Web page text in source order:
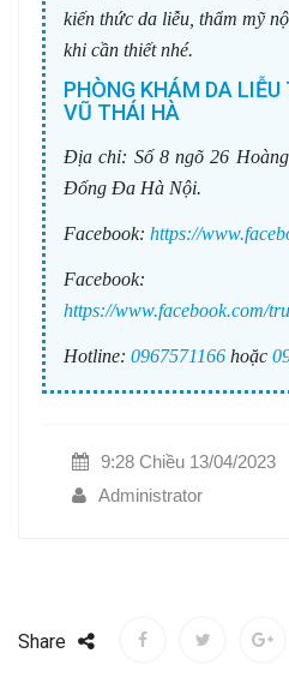
kiến thức da liễu, thẩm mỹ
khi cần thiết nhé.
PHÒNG KHÁM DA
VŨ THÁI HÀ
Địa chỉ: Số 8 ngõ 26
Đống Đa Hà Nội.
Facebook: https://
Facebook:
https://www.facebook.com/
Hotline: 0967571166 hoặc
9:28 Chiều 13/04/2023
Administrator
Share